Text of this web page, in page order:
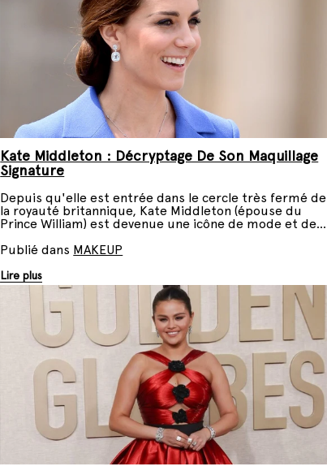
Kate Middleton : Décryptage De Son Maquillage
Signature
Depuis qu'elle est entrée dans le cercle très fermé de
la royauté britannique, Kate Middleton (épouse du
Prince William) est devenue une icône de mode et de
Zoom sur son maquillage signature.
Publié dans MAKEUP
Lire plus